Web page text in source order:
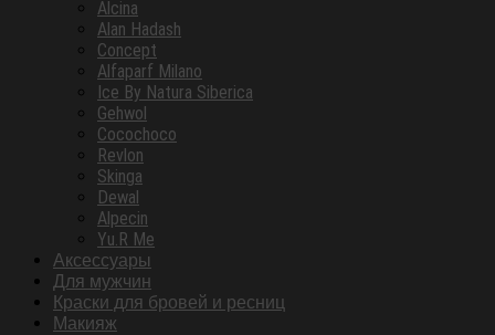
Alcina
Alan Hadash
Concept
Alfaparf Milano
Ice By Natura Siberica
Gehwol
Cocochoco
Revlon
Skinga
Dewal
Alpecin
Yu.R Me
Аксессуары
Для мужчин
Краски для бровей и ресниц
Макияж